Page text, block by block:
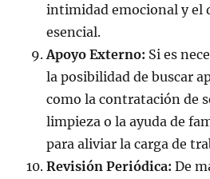
intimidad emocional y el
esencial.
Apoyo Externo: Si es
la posibilidad de buscar
como la contratación de
limpieza o la ayuda de
para aliviar la carga de
Revisión Periódica: De